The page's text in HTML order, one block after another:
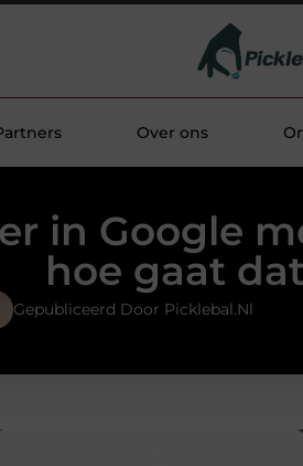
Over ons
in Google
hoe gaat
Gepubliceerd Door Picklebal.nl